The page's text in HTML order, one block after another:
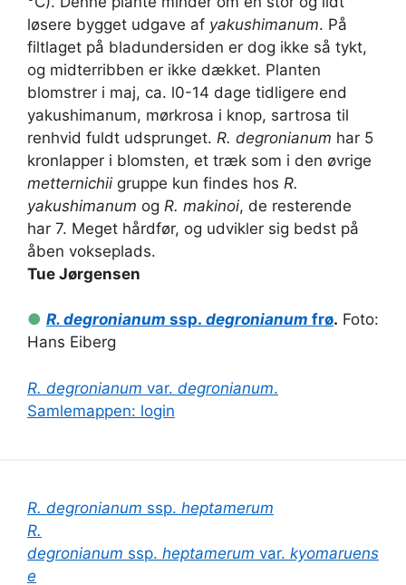
løsere bygget udgave af yakushimanum. På
filtlaget på bladundersiden er dog ikke så tykt,
og midterribben er ikke dækket. Planten
blomstrer i maj, ca. l0-14 dage tidligere end
yakushimanum, mørk­rosa i knop, sartrosa til
renhvid fuldt udsprunget. R. degronianum har 5
kronlapper i blomsten, et træk som i den øvrige
metternichii gruppe kun findes hos R.
yakushimanum og R. makinoi, de resterende
har 7. Meget hårdfør, og udvikler sig bedst på
åben vokseplads.
Tue Jørgensen
● R. degronianum ssp. degronianum frø. Foto:
Hans Eiberg
R. degronianum var. degronianum.
Samlemappen: login
R. degronianum ssp. heptamerum
R.
degronianum ssp. heptamerum var. kyomaruens
e